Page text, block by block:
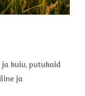
ja kuiv, putukaid
ja